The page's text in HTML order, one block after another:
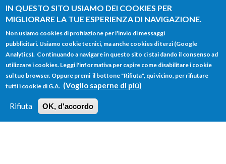
IN QUESTO SITO USIAMO DEI COOKIES PER
MIGLIORARE LA TUE ESPERIENZA DI NAVIGAZIONE.
Non usiamo cookies di profilazione per l'invio di messaggi
pubblicitari. Usiamo cookie tecnici, ma anche cookies di terzi (Google
Analytics). Continuando a navigare in questo sito ci stai dando il consenso ad
utilizzare i cookies. Leggi l'informativa per capire come disabilitare i cookie
sul tuo browser. Oppure premi il bottone "Rifiuta", qui vicino, per rifiutare
tutti i cookie di G.A. (Voglio saperne di più)
Rifiuta OK, d'accordo
Salta al contenuto principale
FORM
DI
RICERCA
Main menu
HOME TUTTI I PROFILI
LOGIN